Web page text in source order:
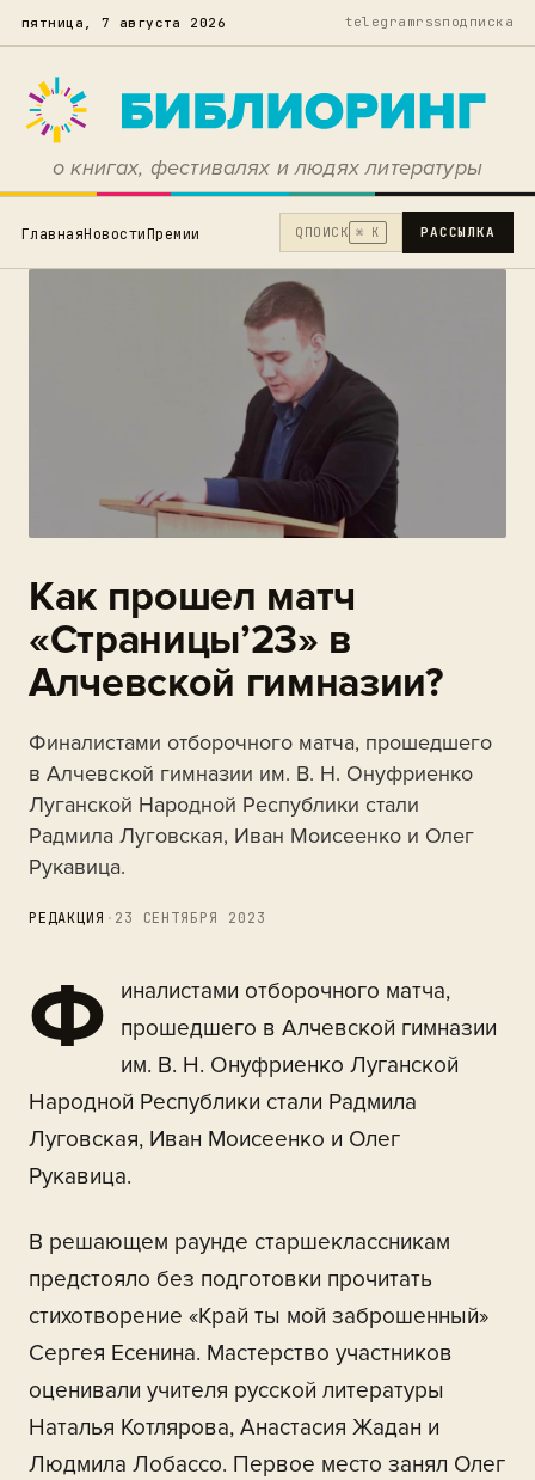
пятница, 7 августа 2026 telegramrssподписка
о книгах, фестивалях и людях литературы
ГлавнаяНовостиПремии Q ПОИСК ⌘ K РАССЫЛКА
Как прошел матч
«Страницы’23» в
Алчевской гимназии?
Финалистами отборочного матча, прошедшего
в Алчевской гимназии им. В. Н. Онуфриенко
Луганской Народной Республики стали
Радмила Луговская, Иван Моисеенко и Олег
Рукавица.
РЕДАКЦИЯ · 23 СЕНТЯБРЯ 2023
Ф
иналистами отборочного матча,
прошедшего в Алчевской гимназии
им. В. Н. Онуфриенко Луганской
Народной Республики стали Радмила
Луговская, Иван Моисеенко и Олег
Рукавица.
В решающем раунде старшеклассникам
предстояло без подготовки прочитать
стихотворение «Край ты мой заброшенный»
Сергея Есенина. Мастерство участников
оценивали учителя русской литературы
Наталья Котлярова, Анастасия Жадан и
Людмила Лобассо. Первое место занял Олег